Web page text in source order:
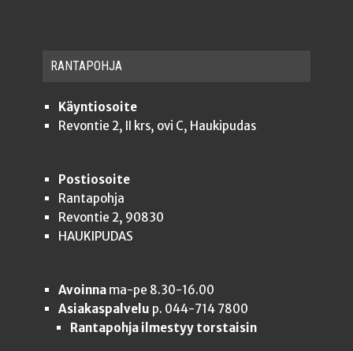
RAN­TA­POH­JA
Käyntiosoite
Revontie 2, II krs, ovi C, Haukipudas
Postiosoite
Rantapohja
Revontie 2, 90830
HAUKIPUDAS
Avoinnama-pe 8.30-16.00
Asiakaspalvelu p. 044-714 7800
Rantapohja ilmestyy torstaisin